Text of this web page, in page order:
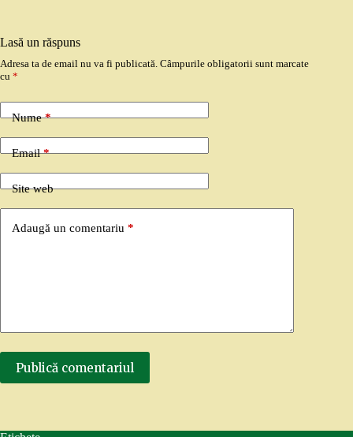
Lasă un răspuns
Adresa ta de email nu va fi publicată. Câmpurile obligatorii sunt marcate
cu *
Nume*
Email*
Site web
Adaugă un comentariu *
Publică comentariul